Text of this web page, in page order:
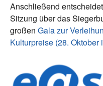
Anschließend
Sitzung über das
großen Gala zur
Kulturpreise (28. Oktober